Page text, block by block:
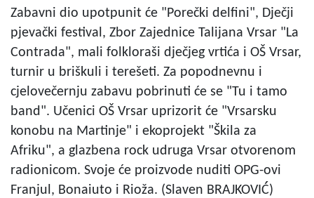
Zabavni dio upotpunit će "Porečki delfini", Dječji
pjevački festival, Zbor Zajednice Talijana Vrsar "La
Contrada", mali folkloraši dječjeg vrtića i OŠ Vrsar,
turnir u briškuli i terešeti. Za popodnevnu i
cjelovečernju zabavu pobrinuti će se "Tu i tamo
band". Učenici OŠ Vrsar uprizorit će "Vrsarsku
konobu na Martinje" i ekoprojekt "Škila za
Afriku", a glazbena rock udruga Vrsar otvorenom
radionicom. Svoje će proizvode nuditi OPG-ovi
Franjul, Bonaiuto i Rioža. (Slaven BRAJKOVIĆ)